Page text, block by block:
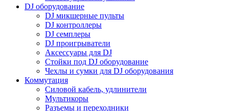
DJ оборудование
DJ микшерные пульты
DJ контроллеры
DJ семплеры
DJ проигрыватели
Аксессуары для DJ
Стойки под DJ оборудование
Чехлы и сумки для DJ оборудования
Коммутация
Силовой кабель, удлинители
Мультикоры
Разъемы и переходники